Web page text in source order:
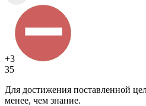
+3
35
Для достижения поставленной
менее, чем знание.